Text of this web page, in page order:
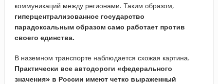
коммуникаций между регионами. Таким образом,
гиперцентрализованное государство
парадоксальным образом само работает против
своего единства.
В наземном транспорте наблюдается схожая картина.
Практически все автодороги «федерального
значения» в России имеют четко выраженный